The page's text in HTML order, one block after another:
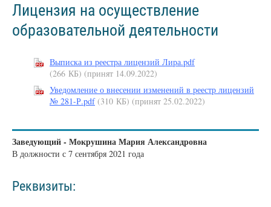
Лицензия на осуществление
образовательной деятельности
Выписка из реестра лицензий Лира.pdf
(266 КБ) (принят 14.09.2022)
Уведомление о внесении изменений в реестр лицензий
№ 281-Р.pdf (310 КБ) (принят 25.02.2022)
Заведующий - Мокрушина Мария Александровна
В должности с 7 сентября 2021 года
Реквизиты: